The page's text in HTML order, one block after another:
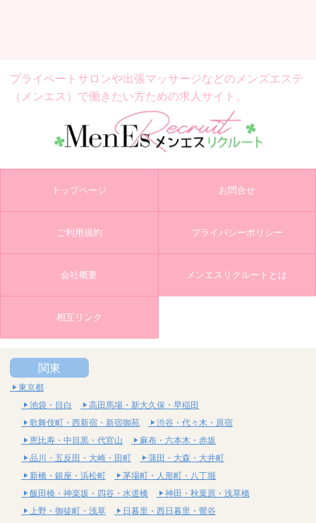
プライベートサロンや出張マッサージなどの メンズエステ
（メンエス）で働きたい方ための求人サイト。
トップページ お問合せ
ご利用規約 プライバシーポリシー
会社概要 メンエスリクルートとは
相互リンク
関東
東京都
池袋・目白
高田馬場・新大久保・早稲田
歌舞伎町・西新宿・新宿御苑
渋谷・代々木・原宿
恵比寿・中目黒・代官山
麻布・六本木・赤坂
品川・五反田・大崎・田町
蒲田・大森・大井町
新橋・銀座・浜松町
茅場町・人形町・八丁堀
飯田橋・神楽坂・四谷・水道橋
神田・秋葉原・浅草橋
上野・御徒町・浅草
日暮里・西日暮里・鶯谷